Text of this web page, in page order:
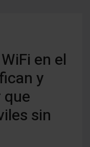
en el
y
sin